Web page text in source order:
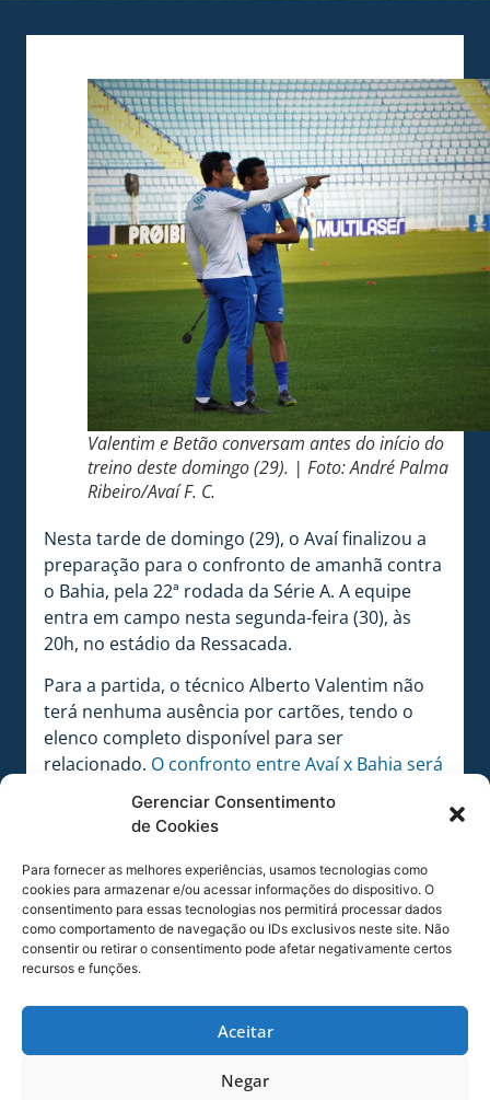
Gerenciar Consentimento
de Cookies
Para fornecer as melhores experiências, usamos tecnologias como
cookies para armazenar e/ou acessar informações do dispositivo. O
consentimento para essas tecnologias nos permitirá processar dados
como comportamento de navegação ou IDs exclusivos neste site. Não
consentir ou retirar o consentimento pode afetar negativamente certos
recursos e funções.
Aceitar
Negar
Valentim e Betão conversam antes do início do
treino deste domingo (29). | Foto: André Palma
Ribeiro/Avaí F. C.
Nesta tarde de domingo (29), o Avaí finalizou a
preparação para o confronto de amanhã contra
o Bahia, pela 22ª rodada da Série A. A equipe
entra em campo nesta segunda-feira (30), às
20h, no estádio da Ressacada.
Para a partida, o técnico Alberto Valentim não
terá nenhuma ausência por cartões, tendo o
elenco completo disponível para ser
relacionado. O confronto entre Avaí x Bahia será
o de número 23 na história.
No primeiro turno,
o Avaí perdeu por 1 a 0, na Arena Fonte Nova.